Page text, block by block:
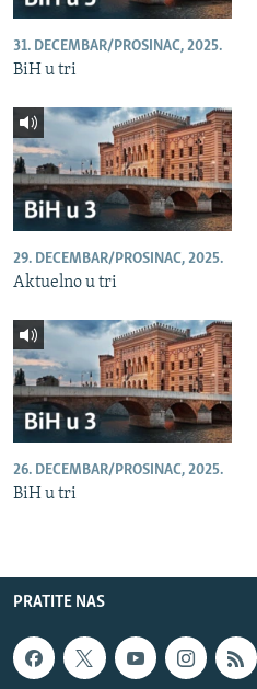
31. DECEMBAR/PROSINAC, 2025.
BiH u tri
29. DECEMBAR/PROSINAC, 2025.
Aktuelno u tri
26. DECEMBAR/PROSINAC, 2025.
BiH u tri
PRATITE NAS